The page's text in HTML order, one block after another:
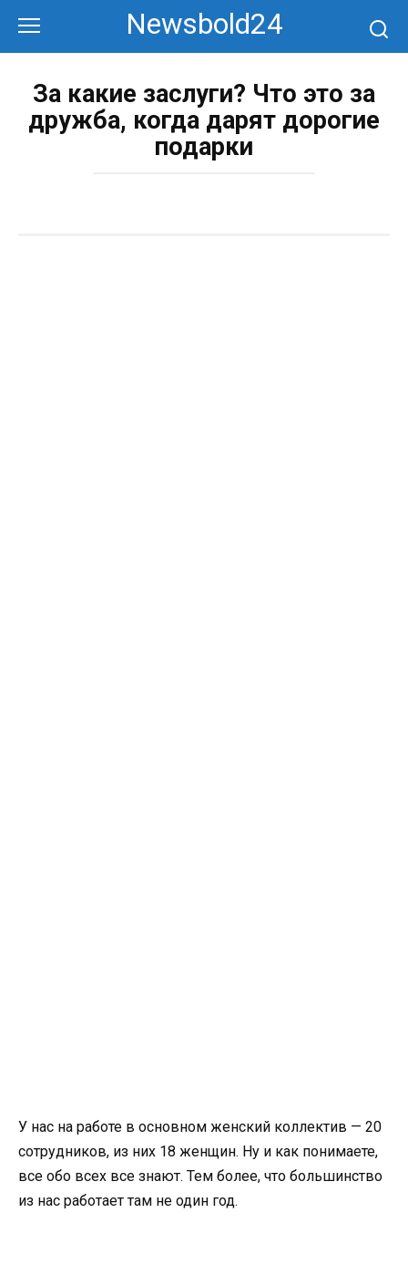
контенту
Newsbold24
За какие заслуги? Что это за
дружба, когда дарят дорогие
подарки
У нас на работе в основном женский коллектив — 20
сотрудников, из них 18 женщин. Ну и как понимаете,
все обо всех все знают. Тем более, что большинство
из нас работает там не один год.